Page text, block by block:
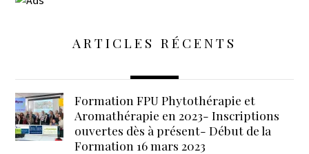
ARTICLES RÉCENTS
Formation FPU Phytothérapie et
Aromathérapie en 2023- Inscriptions
ouvertes dès à présent- Début de la
Formation 16 mars 2023